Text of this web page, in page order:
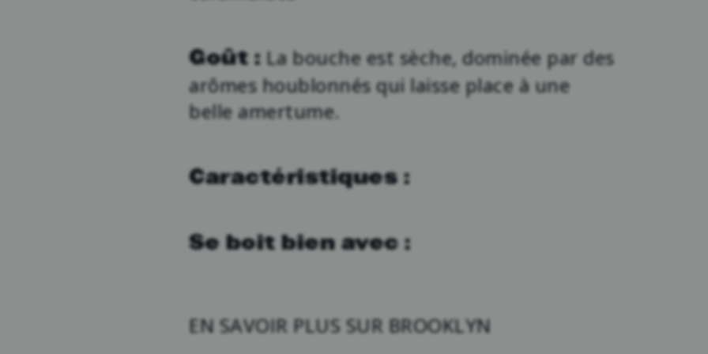
Goût : La bouche est sèche, dominée par des
arômes houblonnés qui laisse place à une
belle amertume.
Caractéristiques :
Se boit bien avec :
EN SAVOIR PLUS SUR BROOKLYN